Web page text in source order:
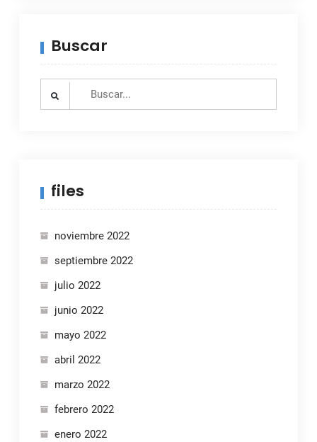
Buscar
Search
files
noviembre 2022
septiembre 2022
julio 2022
junio 2022
mayo 2022
abril 2022
marzo 2022
febrero 2022
enero 2022